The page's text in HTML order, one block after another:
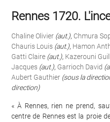
Rennes 1720.
Chaline Olivier (aut.), Chmura
Chauris Louis (aut.), Hamon
Gatti Claire (aut.), Kazerouni
Jacques (aut.), Garrioch David
Aubert Gauthier (sous la
direction)
« À Rennes, rien ne prend,
centre de Rennes est la proie